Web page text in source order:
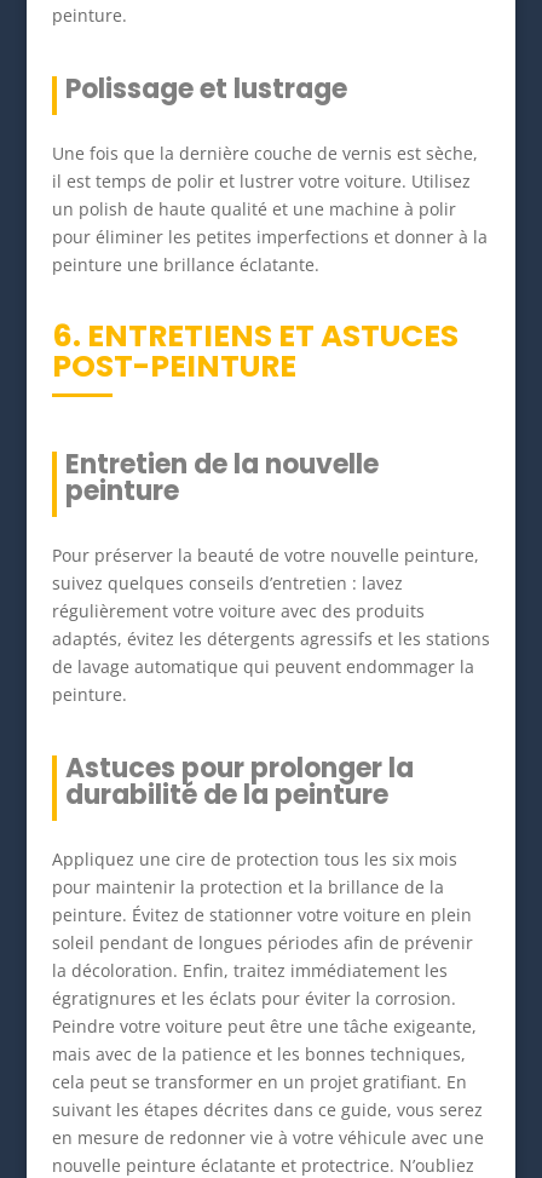
peinture.
Polissage et lustrage
Une fois que la dernière couche de vernis est sèche,
il est temps de polir et lustrer votre voiture. Utilisez
un polish de haute qualité et une machine à polir
pour éliminer les petites imperfections et donner à la
peinture une brillance éclatante.
6. ENTRETIENS ET ASTUCES
POST-PEINTURE
Entretien de la nouvelle
peinture
Pour préserver la beauté de votre nouvelle peinture,
suivez quelques conseils d’entretien : lavez
régulièrement votre voiture avec des produits
adaptés, évitez les détergents agressifs et les stations
de lavage automatique qui peuvent endommager la
peinture.
Astuces pour prolonger la
durabilité de la peinture
Appliquez une cire de protection tous les six mois
pour maintenir la protection et la brillance de la
peinture. Évitez de stationner votre voiture en plein
soleil pendant de longues périodes afin de prévenir
la décoloration. Enfin, traitez immédiatement les
égratignures et les éclats pour éviter la corrosion.
Peindre votre voiture peut être une tâche exigeante,
mais avec de la patience et les bonnes techniques,
cela peut se transformer en un projet gratifiant. En
suivant les étapes décrites dans ce guide, vous serez
en mesure de redonner vie à votre véhicule avec une
nouvelle peinture éclatante et protectrice. N’oubliez